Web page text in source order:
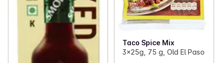
Taco Spice Mix
3x25g, 75 g, Old El Paso